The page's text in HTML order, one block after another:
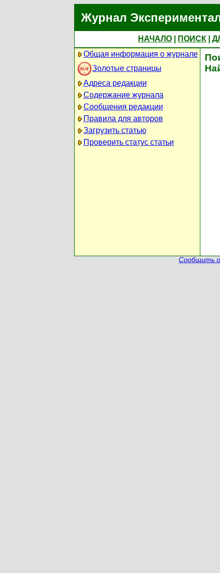
Журнал
НАЧАЛО ПОИСК
Общая информация о журнале
Золотые страницы
Адреса редакции
Содержание журнала
Сообщения редакции
Правила для авторов
Загрузить статью
Проверить статус статьи
Сообщить о